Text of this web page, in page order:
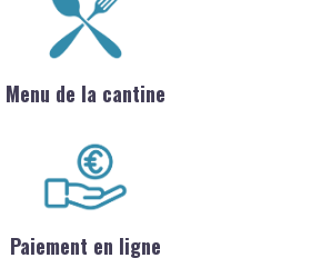
Menu de la cantine
Paiement en ligne